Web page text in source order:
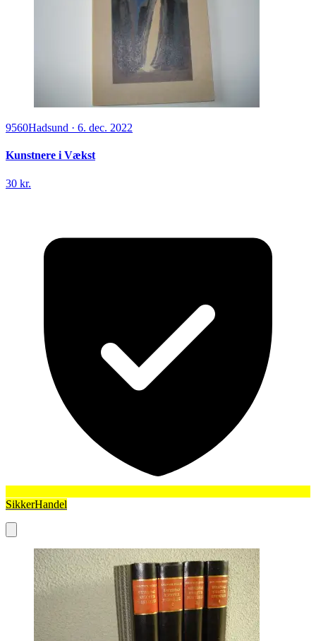
9560Hadsund · 6. dec. 2022
Kunstnere i Vækst
30 kr.
SikkerHandel